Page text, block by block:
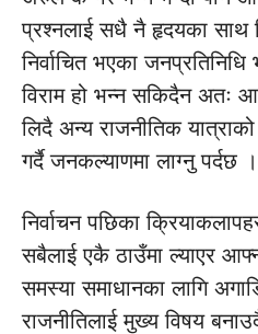
प्रश्नलाई सधै नै हृदयका साथ
निर्वाचित भएका
विराम हो भन्न सकिदैन अतः
लिदै अन्य राजनीतिक
गर्दै जनकल्याणमा लाग्नु पर्दछ ।
निर्वाचन पछिका
सबैलाई एकै ठाउँमा ल्याएर
समस्या समाधानका लागि
राजनीतिलाई मुख्य विषय